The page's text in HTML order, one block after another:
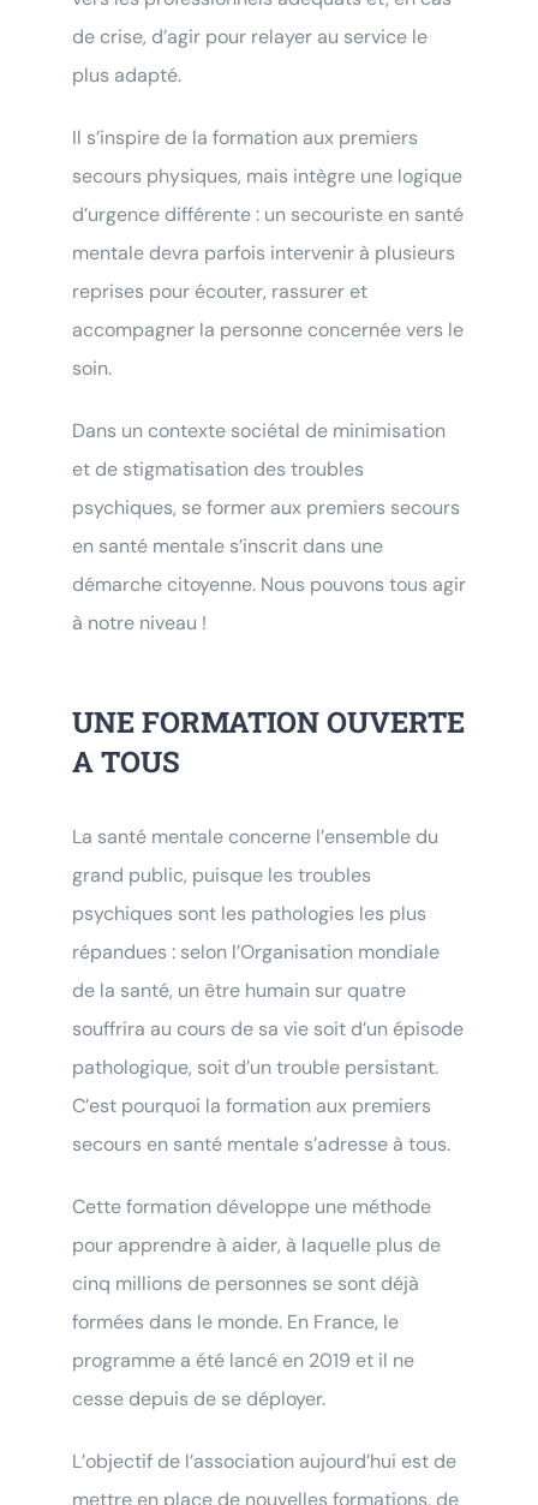
de crise, d’agir pour relayer au service le
plus adapté.
Il s’inspire de la formation aux premiers
secours physiques, mais intègre une logique
d’urgence différente : un secouriste en santé
mentale devra parfois intervenir à plusieurs
reprises pour écouter, rassurer et
accompagner la personne concernée vers le
soin.
Dans un contexte sociétal de minimisation
et de stigmatisation des troubles
psychiques, se former aux premiers secours
en santé mentale s’inscrit dans une
démarche citoyenne. Nous pouvons tous agir
à notre niveau !
UNE FORMATION OUVERTE
A TOUS
La santé mentale concerne l’ensemble du
grand public, puisque les troubles
psychiques sont les pathologies les plus
répandues : selon l’Organisation mondiale
de la santé, un être humain sur quatre
souffrira au cours de sa vie soit d’un épisode
pathologique, soit d’un trouble persistant.
C’est pourquoi la formation aux premiers
secours en santé mentale s’adresse à tous.
Cette formation développe une méthode
pour apprendre à aider, à laquelle plus de
cinq millions de personnes se sont déjà
formées dans le monde. En France, le
programme a été lancé en 2019 et il ne
cesse depuis de se déployer.
L’objectif de l’association aujourd’hui est de
mettre en place de nouvelles formations, de
Testez votre éligibilié
Bilan de Compétences
dessous et… verdict !